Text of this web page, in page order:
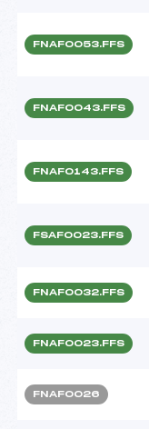
FNAF0053.FFS
FNAF0043.FFS
FNAF0143.FFS
FSAF0023.FFS
FNAF0032.FFS
FNAF0023.FFS
FNAF0026